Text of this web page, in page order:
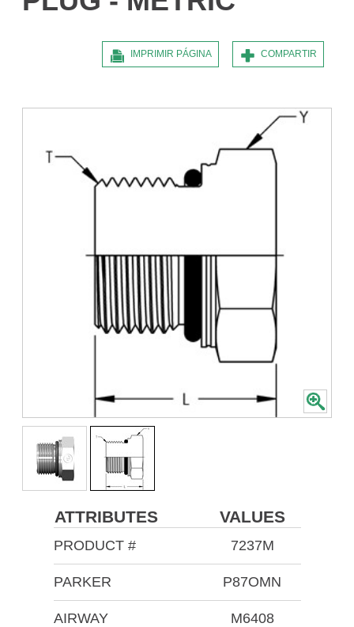
COMPARTIR
IMPRIMIR PÁGINA
ATTRIBUTES VALUES
PRODUCT # 7237M
PARKER P87OMN
AIRWAY M6408